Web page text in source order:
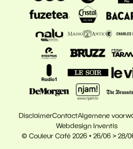
© Couleur Café 2026 • 26/06 > 28/
DisclaimerContactAlgemene
Webdesign Inventis